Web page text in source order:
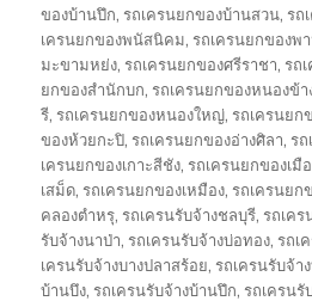
ของบ้านปึก,รถเครนยกของบ้านสวน,รถ
เครนยกของพนัสนิคม,รถเครนยกของพ
มะขามหย่ง,รถเครนยกของศรีราชา,รถ
ยกของสำนักบก,รถเครนยกของหนองข้า
รี,รถเครนยกของหนองใหญ่,รถเครนยก
ของห้วยกะปิ,รถเครนยกของอ่างศิลา,รถ
เครนยกของเกาะสีชัง,รถเครนยกของเมื
เสม็ด,รถเครนยกของเหมือง,รถเครนยก
คลองตำหรุ,รถเครนรับจ้างชลบุรี,รถเค
รับจ้างนาป่า,รถเครนรับจ้างบ่อทอง,รถเ
เครนรับจ้างบางปลาสร้อย,รถเครนรับจ้า
บ้านบึง,รถเครนรับจ้างบ้านปึก,รถเครนรั